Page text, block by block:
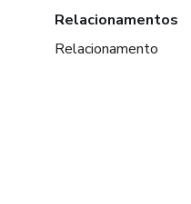
Relacionamentos
Relacionamento